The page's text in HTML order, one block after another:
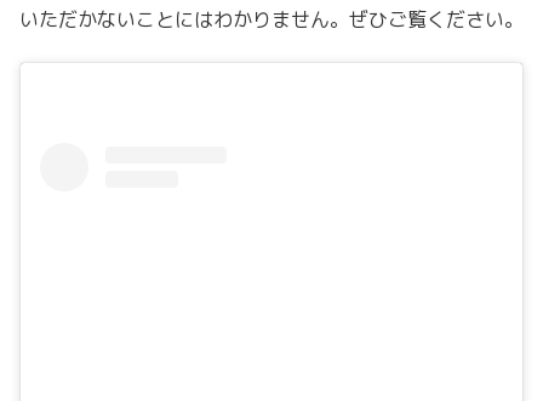
いただかないことにはわかりません。ぜひご覧ください。